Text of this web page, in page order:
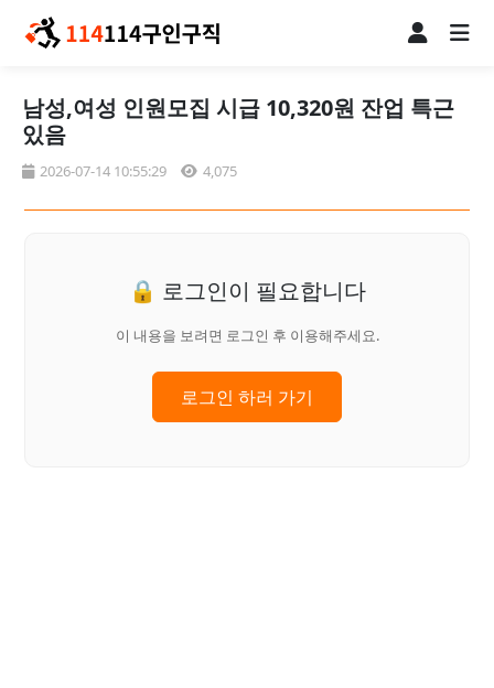
남성,여성 인원모집 시급 10,320원 잔업 특근
있음
2026-07-14 10:55:29 4,075
🔒 로그인이 필요합니다
이 내용을 보려면 로그인 후 이용해주세요.
로그인 하러 가기